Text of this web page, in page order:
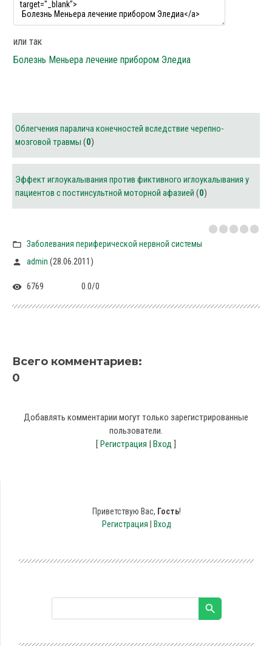
или так
Болезнь Меньера лечение прибором Эледиа
Облегчения паралича конечностей вследствие черепно-
мозговой травмы (0)
Эффект иглоукалывания против фиктивного иглоукалывания у
пациентов с постинсультной моторной афазией (0)
Заболевания периферической нервной системы
admin (28.06.2011)
6769 0.0/0
Всего комментариев:
0
Добавлять комментарии могут только зарегистрированные
пользователи.
[Регистрация | Вход ]
Приветствую Вас, Гость!
Регистрация
Вход